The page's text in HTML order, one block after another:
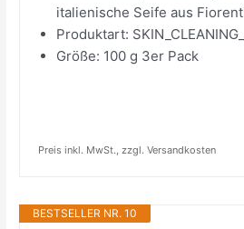
italienische Seife aus
Produktart:
Größe: 100 g 3er Pack
Preis inkl. MwSt., zzgl. Versandkosten
BESTSELLER NR. 10